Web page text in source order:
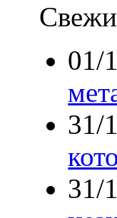
01/
31/
31/